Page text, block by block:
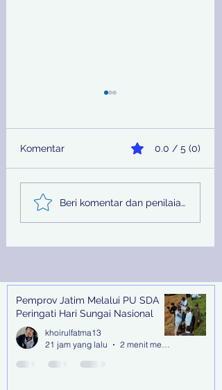
Peluncuran New
BMW M2 dan New
BMW M3 Touring di
Komentar 0.0 / 5 (0)
Beri komentar dan penilaian...
Recent Posts
Pemprov Jatim Melalui PU SDA
Peringati Hari Sungai Nasional
khoirulfatma13
21 jam yang lalu
2 menit membaca